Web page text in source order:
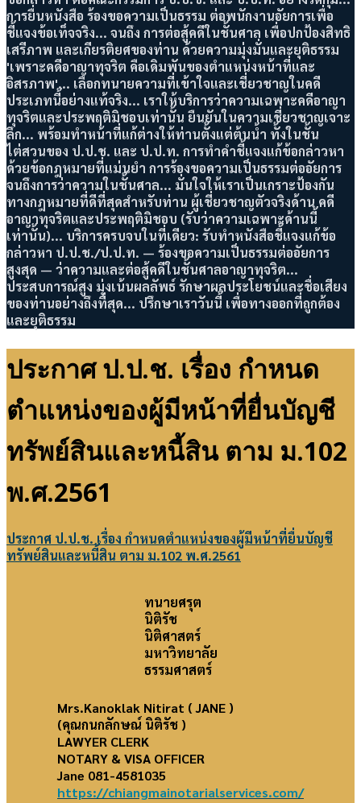
การยื่นหนังสือ ร้องขอความเป็นธรรม ต่อพนักงานอัยการเพื่อ
ชี้แจงข้อเท็จจริง... จนถึง การต่อสู้คดีในชั้นศาล เพื่อปกป้องสิทธิ
เสรีภาพ และเกียรติยศของท่าน ด้วยความมุ่งมั่นและยุติธรรม
'เพราะคดีอาญาทุจริต คือเดิมพันของตำแหน่งหน้าที่และ
อิสรภาพ'... เลือกทนายความที่เข้าใจและเชี่ยวชาญในคดี
ประเภทนี้อย่างแท้จริง... เราให้บริการว่าความเฉพาะคดีอาญา
ทุจริตและประพฤติมิชอบเท่านั้น ยืนยันในความเชี่ยวชาญเจาะ
ลึก... พร้อมทำหน้าที่แก้ต่างให้ท่านตั้งแต่ต้นน้ำ ทั้งในชั้น
ไต่สวนของ ป.ป.ช. และ ป.ป.ท. การทำคำชี้แจงแก้ข้อกล่าวหา
ด้วยข้อกฎหมายที่แม่นยำ การร้องขอความเป็นธรรมต่ออัยการ
จนถึงการว่าความในชั้นศาล... มั่นใจให้เราเป็นเกราะป้องกัน
ทางกฎหมายที่ดีที่สุดสำหรับท่าน ผู้เชี่ยวชาญตัวจริงด้าน คดี
อาญาทุจริตและประพฤติมิชอบ (รับว่าความเฉพาะด้านนี้
เท่านั้น)... บริการครบจบในที่เดียว: รับทำหนังสือชี้แจงแก้ข้อ
กล่าวหา ป.ป.ช./ป.ป.ท. — ร้องขอความเป็นธรรมต่ออัยการ
สูงสุด — ว่าความและต่อสู้คดีในชั้นศาลอาญาทุจริต...
ประสบการณ์สูง มุ่งเน้นผลลัพธ์ รักษาผลประโยชน์และชื่อเสียง
ของท่านอย่างถึงที่สุด... ปรึกษาเราวันนี้ เพื่อทางออกที่ถูกต้อง
และยุติธรรม
ประกาศ ป.ป.ช. เรื่อง กำหนด
ตำแหน่งของผู้มีหน้าที่ยื่นบัญชี
ทรัพย์สินและหนี้สิน ตาม ม.102
พ.ศ.2561
ประกาศ ป.ป.ช. เรื่อง กำหนดตำแหน่งของผู้มีหน้าที่ยื่นบัญชี
ทรัพย์สินและหนี้สิน ตาม ม.102 พ.ศ.2561
ทนายศรุต
นิติรัช
นิติศาสตร์
มหาวิทยาลัย
ธรรมศาสตร์
Mrs.Kanoklak Nitirat ( JANE )
(คุณกนกลักษณ์ นิติรัช )
LAWYER CLERK
NOTARY & VISA OFFICER
Jane 081-4581035
https://chiangmainotarialservices.com/